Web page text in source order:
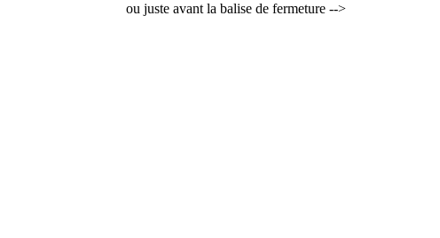
ou juste avant la balise de fermeture -->